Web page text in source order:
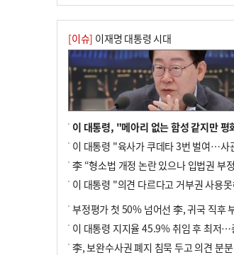
[이슈] 이재명 대통령 시대
李, 보완수사권 폐지 침묵 두고 의견 분분